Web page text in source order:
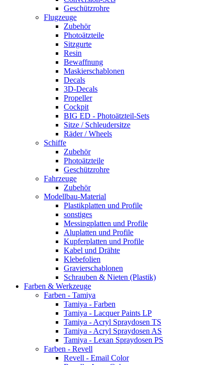
Geschützrohre
Flugzeuge
Zubehör
Photoätzteile
Sitzgurte
Resin
Bewaffnung
Maskierschablonen
Decals
3D-Decals
Propeller
Cockpit
BIG ED - Photoätzteil-Sets
Sitze / Schleudersitze
Räder / Wheels
Schiffe
Zubehör
Photoätzteile
Geschützrohre
Fahrzeuge
Zubehör
Modellbau-Material
Plastikplatten und Profile
sonstiges
Messingplatten und Profile
Aluplatten und Profile
Kupferplatten und Profile
Kabel und Drähte
Klebefolien
Gravierschablonen
Schrauben & Nieten (Plastik)
Farben & Werkzeuge
Farben - Tamiya
Tamiya - Farben
Tamiya - Lacquer Paints LP
Tamiya - Acryl Spraydosen TS
Tamiya - Acryl Spraydosen AS
Tamiya - Lexan Spraydosen PS
Farben - Revell
Revell - Email Color